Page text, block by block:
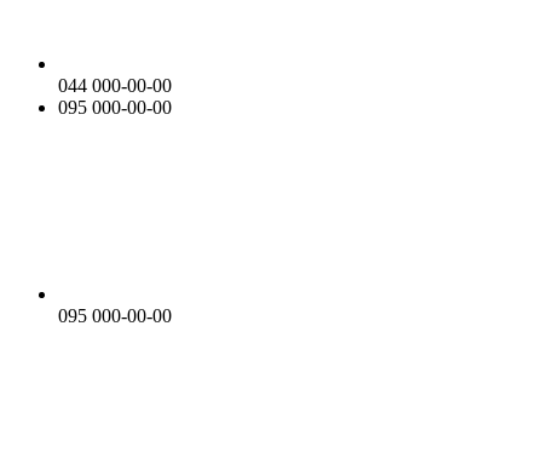
044 000-00-00
095 000-00-00
095 000-00-00